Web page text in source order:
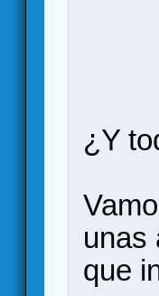
¿Y
unas
que